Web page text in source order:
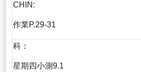
CHIN:
作業P.29-31
科：
星期四小測9.1